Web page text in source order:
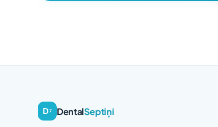
D7 DentalSeptiņi